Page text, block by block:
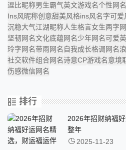
逗比昵称男生霸气英文游戏名个性网
Ins风 昵称创意甜美风格ins风名字可爱
沉稳大气江湖昵称人生格言女生两字
坚韧网名文化底蕴网名少年网名可爱
玲字网名带雨网名 自我成长格调网名
社交软件组合网名诗意CP游戏名意境
伤感微信网名
排行
2026年招财纳福
整年
2025-11-23